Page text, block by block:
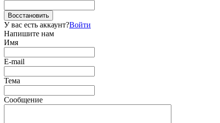
Восстановить
У вас есть аккаунт?Войти
Напишите нам
Имя
E-mail
Тема
Сообщение